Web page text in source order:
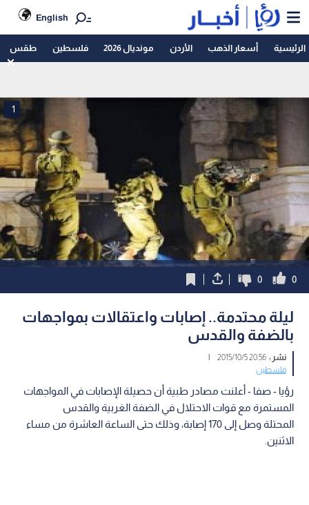
English
الرئيسية أسعار الذهب الأردن مونديال 2026 فلسطين طقس
1
0
0
ليلة محتدمة.. إصابات واعتقالات بمواجهات
بالضفة والقدس
نشر :20:56 2015/10/5
|
فلسطين
رؤيا - صفا - أعلنت مصادر طبية أن حصيلة الإصابات في المواجهات
المستمرة مع قوات الاحتلال في الضفة الغربية والقدس
المحتلة وصل إلى 170 إصابة، وذلك حتى الساعة العاشرة من مساء
الاثنين.